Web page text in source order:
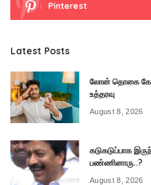
Pinterest
Latest Posts
லோன் தொகை
உத்தரவு
August 8, 2026
கடுகடுப்பாக
பண்ணினாரு..?
August 8, 2026